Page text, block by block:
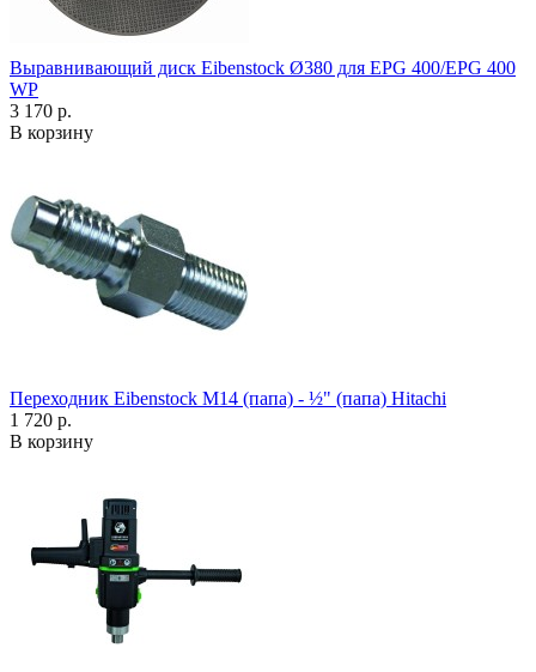
Выравнивающий диск Eibenstock Ø380 для EPG 400/EPG 400
WP
3 170 р.
В корзину
Переходник Eibenstock M14 (папа) - ½" (папа) Hitachi
1 720 р.
В корзину